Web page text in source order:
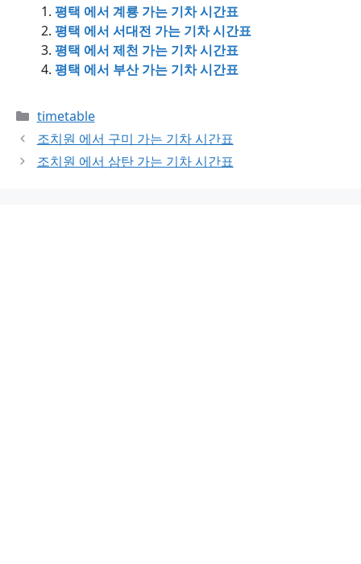
평택 에서 계룡 가는 기차 시간표
평택 에서 서대전 가는 기차 시간표
평택 에서 제천 가는 기차 시간표
평택 에서 부산 가는 기차 시간표
Categories
timetable
조치원 에서 구미 가는 기차 시간표
조치원 에서 삼탄 가는 기차 시간표